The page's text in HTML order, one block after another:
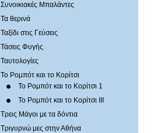
Συνοικιακές Μπαλάντες
Τα θερινά
Ταξίδι στις Γεύσεις
Τάσεις Φυγής
Ταυτολογίες
Το Ρομπότ και το Κορίτσι
Το Ρομπότ και το Κορίτσι 1
Το Ρομπότ και το Κορίτσι III
Τρεις Μάγοι με τα δόντια
Τριγυρνώ μες στην Αθήνα